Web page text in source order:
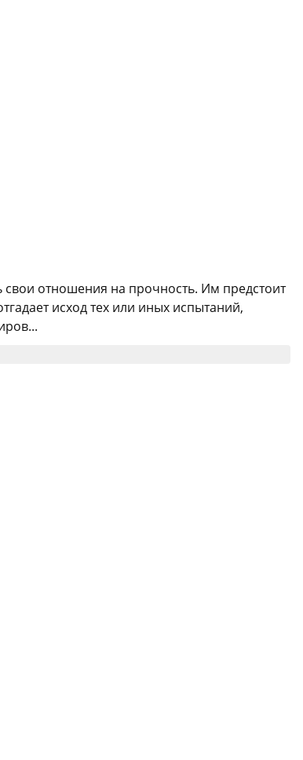
отношения на прочность. Им предстоит
исход тех или иных испытаний,